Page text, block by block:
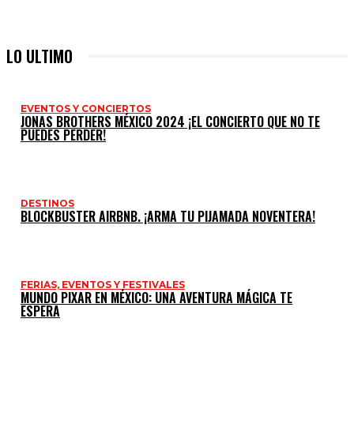
LO ULTIMO
EVENTOS Y CONCIERTOS
JONAS BROTHERS MÉXICO 2024 ¡EL CONCIERTO QUE NO TE
PUEDES PERDER!
DESTINOS
BLOCKBUSTER AIRBNB. ¡ARMA TU PIJAMADA NOVENTERA!
FERIAS, EVENTOS Y FESTIVALES
MUNDO PIXAR EN MÉXICO: UNA AVENTURA MÁGICA TE
ESPERA